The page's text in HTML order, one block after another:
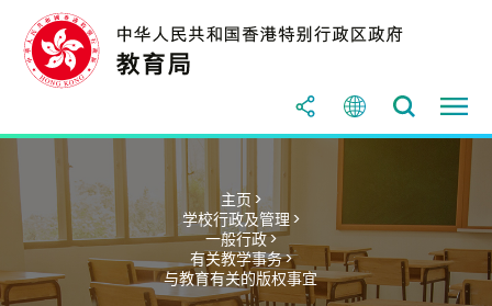
主页 >
学校行政及管理 >
一般行政 >
有关教学事务 >
与教育有关的版权事宜